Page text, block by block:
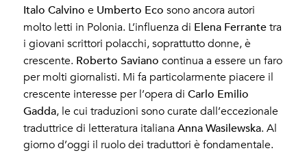
Italo Calvino e Umberto Eco sono ancora autori
molto letti in Polonia. L’influenza di Elena Ferrante tra
i giovani scrittori polacchi, soprattutto donne, è
crescente. Roberto Saviano continua a essere un faro
per molti giornalisti. Mi fa particolarmente piacere il
crescente interesse per l’opera di Carlo Emilio
Gadda, le cui traduzioni sono curate dall’eccezionale
traduttrice di letteratura italianaAnna Wasilewska. Al
giorno d’oggi il ruolo dei traduttori è fondamentale.